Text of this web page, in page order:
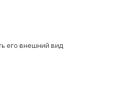
его внешний вид